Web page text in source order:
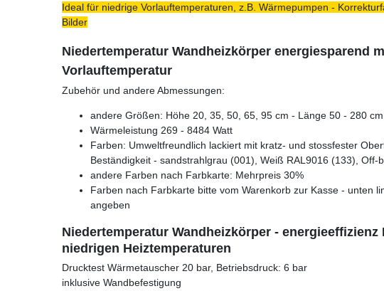
Ideal für niedrige Vorlauftemperaturen, z.B. Wärmepumpen -
Bilder
Niedertemperatur Wandheizkörper energiesparend
Vorlauftemperatur
Zubehör und andere Abmessungen:
andere Größen: Höhe 20, 35, 50, 65, 95 cm - Länge 50 - 280
Wärmeleistung 269 - 8484 Watt
Farben: Umweltfreundlich lackiert mit kratz- und stossfester
Beständigkeit - sandstrahlgrau (001), Weiß RAL9016 (133), Off-
andere Farben nach Farbkarte: Mehrpreis 30%
Farben nach Farbkarte bitte vom Warenkorb zur Kasse - unten
angeben
Niedertemperatur Wandheizkörper -
niedrigen Heiztemperaturen
Drucktest Wärmetauscher 20 bar, Betriebsdruck: 6 bar
inklusive Wandbefestigung